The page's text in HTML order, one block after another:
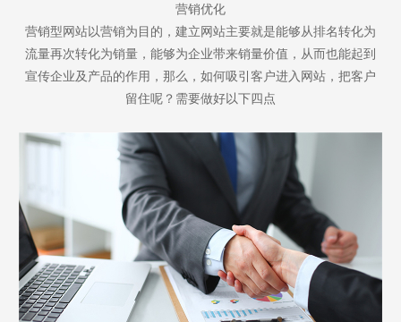
营销优化
营销型网站以营销为目的，建立网站主要就是能够从排名转化为
流量再次转化为销量，能够为企业带来销量价值，从而也能起到
宣传企业及产品的作用，那么，如何吸引客户进入网站，把客户
留住呢？需要做好以下四点